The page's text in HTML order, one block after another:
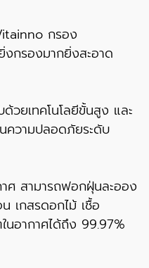
กรอง
กรองมากยิ่งสะอาด
ยเทคโนโลยีขั้นสูง และ
ความปลอดภัยระดับ
ศ สามารถฟอกฝุ่นละออง
เกสรดอกไม้ เชื้อ
นอากาศได้ถึง 99.97%